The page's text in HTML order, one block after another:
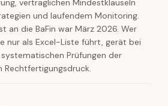
vertraglichen Mindestklauseln
und laufendem Monitoring.
an die BaFin war März 2026. Wer
nur als Excel-Liste führt, gerät bei
Prüfungen der